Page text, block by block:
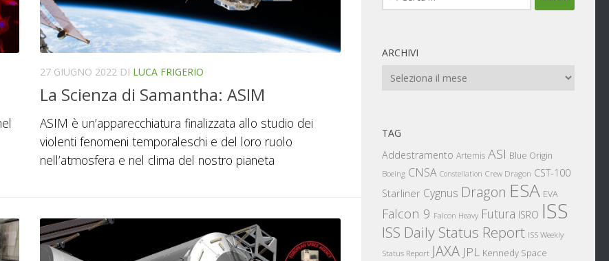
27 GIUGNO 2022 DI LUCA FRIGERIO
La Scienza di Samantha: ASIM
ASIM è un’apparecchiatura finalizzata allo studio dei
violenti fenomeni temporaleschi e del loro ruolo
nell’atmosfera e nel clima del nostro pianeta
per:
ARCHIVI
Archivi
TAG
Addestramento Artemis ASI Blue Origin
Boeing CNSA Constellation Crew Dragon CST-100
Starliner Cygnus Dragon ESA EVA
Falcon 9 Falcon Heavy Futura ISRO ISS
ISS Daily Status Report ISS Weekly
Status Report JAXA JPL Kennedy Space